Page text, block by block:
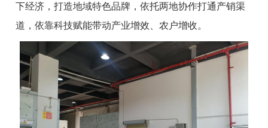
下经济，打造地域特色品牌，依托两地协作打通产销渠
道，依靠科技赋能带动产业增效、农户增收。